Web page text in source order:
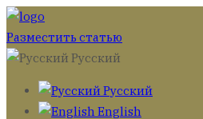
Разместить статью
Русский
Русский
English